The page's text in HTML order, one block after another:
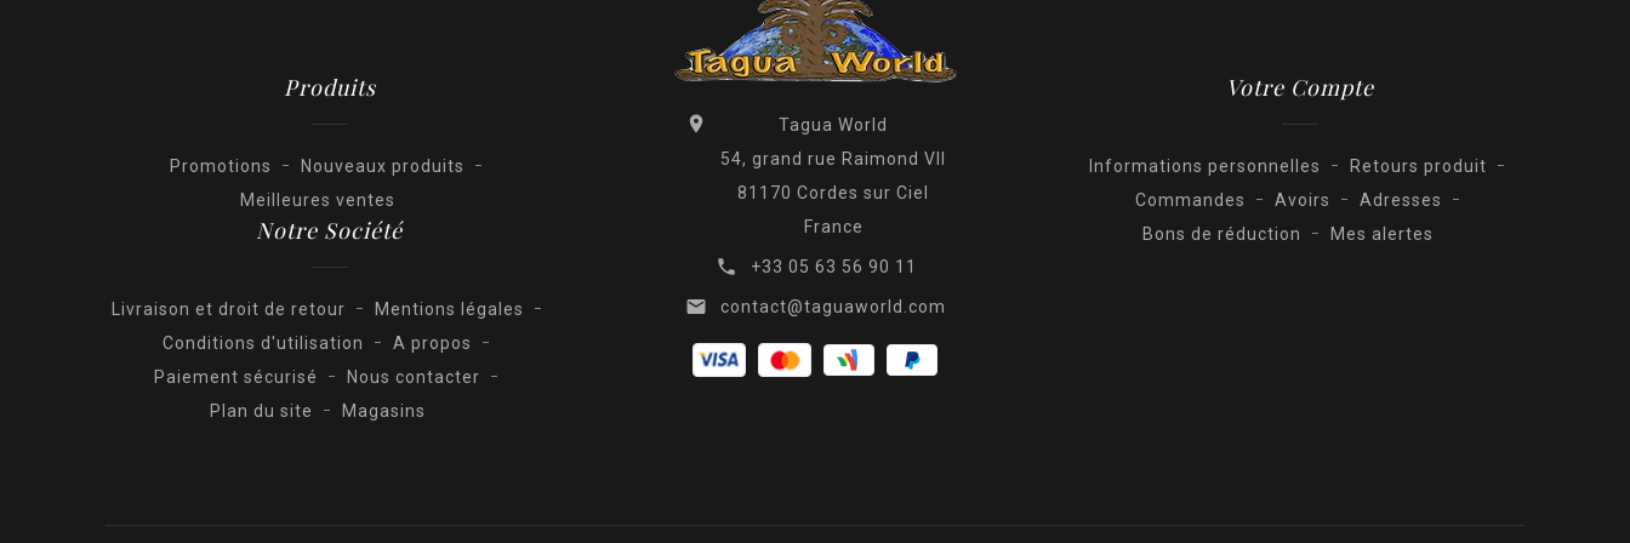
Produits
Promotions
Nouveaux produits
Meilleures ventes
Notre Société
Livraison et droit de retour
Mentions légales
Conditions d'utilisation
A propos
Paiement sécurisé
Nous contacter
Plan du site
Magasins
Votre Compte
Informations personnelles
Retours produit
Commandes
Avoirs
Adresses
Bons de réduction
Mes alertes

Tagua World
54, grand rue Raimond VII
81170 Cordes sur Ciel
France
 +33 05 63 56 90 11
 contact@taguaworld.com